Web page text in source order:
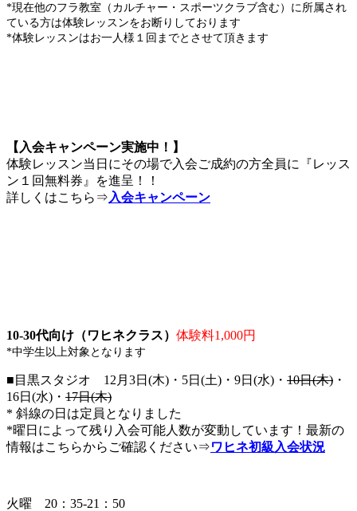
*現在他のフラ教室（カルチャー・スポーツクラブ含む）に所属され
ている方は体験レッスンをお断りしております
*体験レッスンはお一人様１回までとさせて頂きます
【入会キャンペーン実施中！】
体験レッスン当日にその場で入会ご成約の方全員に『レッス
ン１回無料券』を進呈！！
詳しくはこちら⇒ 入会キャンペーン
10-30代向け（ワヒネクラス） 体験料1,000円
*中学生以上対象となります
■目黒スタジオ 12月3日(木)・5日(土)・9日(水)・ 10日(木) ・
16日(水)・ 17日(木)
* 斜線の日は定員となりました
*曜日によって残り入会可能人数が変動しています！最新の
情報はこちらからご確認ください⇒ワヒネ初級入会状況
火曜 20：35-21：50